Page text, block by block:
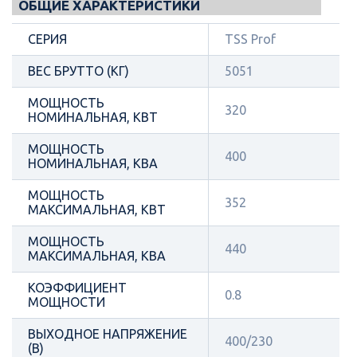
ОБЩИЕ ХАРАКТЕРИСТИКИ
СЕРИЯ TSS Prof
ВЕС БРУТТО (КГ) 5051
МОЩНОСТЬ
НОМИНАЛЬНАЯ, КВТ
320
МОЩНОСТЬ
НОМИНАЛЬНАЯ, КВА
400
МОЩНОСТЬ
МАКСИМАЛЬНАЯ, КВТ
352
МОЩНОСТЬ
МАКСИМАЛЬНАЯ, КВА
440
КОЭФФИЦИЕНТ
МОЩНОСТИ
0.8
ВЫХОДНОЕ НАПРЯЖЕНИЕ
(В)
400/230